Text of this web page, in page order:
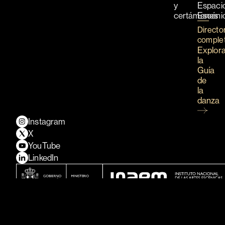
y
certámenes
la
Guía
de
la
danza
Instagram
X
YouTube
LinkedIn